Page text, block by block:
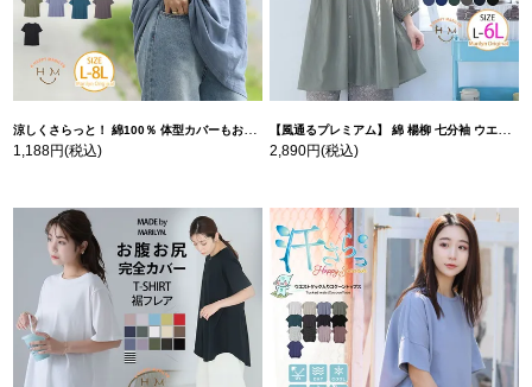
涼しくさらっと！ 綿100％ 体型カバーもお洒落も叶える 風合いコットン ゆるシルエット ドルマン | 大きいサイズの通販ならハッピーマリリン
1,188円(税込)
【風通るプレミアム】 綿 楊柳 七分袖 ウエストギャザー ブラウス | 大きいサイズの通販ならハッピーマリリン
2,890円(税込)